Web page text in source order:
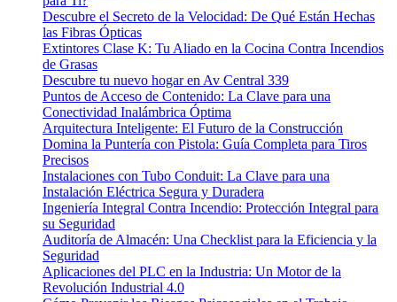
Descubre el Secreto de la Velocidad: De Qué Están Hechas
las Fibras Ópticas
Extintores Clase K: Tu Aliado en la Cocina Contra Incendios
de Grasas
Descubre tu nuevo hogar en Av Central 339
Puntos de Acceso de Contenido: La Clave para una
Conectividad Inalámbrica Óptima
Arquitectura Inteligente: El Futuro de la Construcción
Domina la Puntería con Pistola: Guía Completa para Tiros
Precisos
Instalaciones con Tubo Conduit: La Clave para una
Instalación Eléctrica Segura y Duradera
Ingeniería Integral Contra Incendio: Protección Integral para
su Seguridad
Auditoría de Almacén: Una Checklist para la Eficiencia y la
Seguridad
Aplicaciones del PLC en la Industria: Un Motor de la
Revolución Industrial 4.0